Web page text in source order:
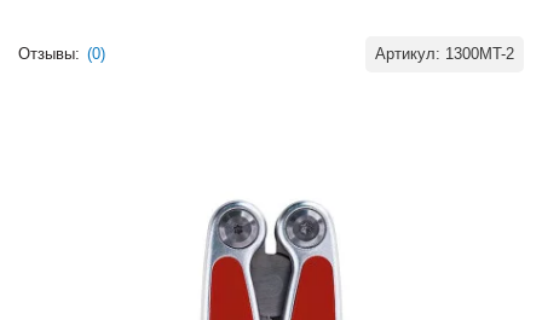
Отзывы: (0) Артикул: 1300MT-2